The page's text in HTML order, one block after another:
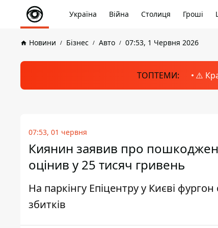
Україна Війна Столиця Гроші
Новини Бізнес Авто 07:53, 1 Червня 2026
ТОПТЕМИ: ⚠️
07:53, 01 червня
Киянин заявив про
оцінив у 25 тисяч гривень
На паркінгу Епіцентру у Києві
збитків